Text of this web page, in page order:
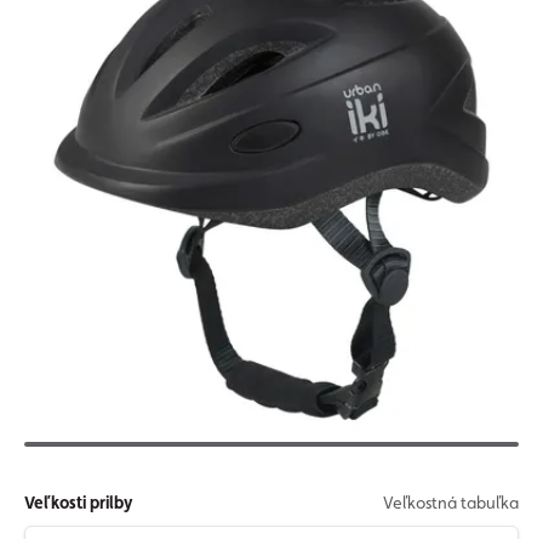
Veľkosti prilby Veľkostná tabuľka